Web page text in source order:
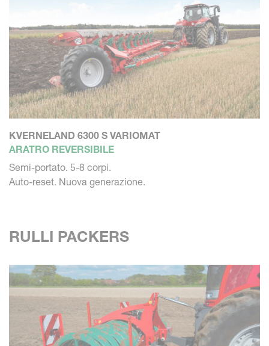
KVERNELAND 6300 S VARIOMAT
ARATRO REVERSIBILE
Semi-portato. 5-8 corpi.
Auto-reset. Nuova generazione.
RULLI PACKERS